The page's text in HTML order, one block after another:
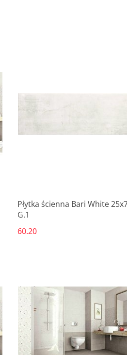
Produkt niedostępny
Płytka ścienna Bari White
G.1
60.20